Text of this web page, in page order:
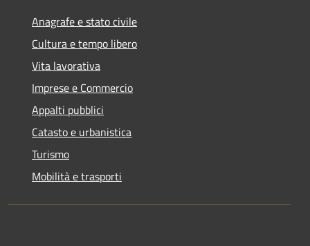
Anagrafe e stato civile
Cultura e tempo libero
Vita lavorativa
Imprese e Commercio
Appalti pubblici
Catasto e urbanistica
Turismo
Mobilità e trasporti